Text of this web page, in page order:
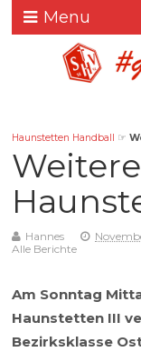
Menu
Haunstetten Handball ☞
Hannes
Alle Berichte
Am Sonntag
Haunstetten III
Bezirksklasse